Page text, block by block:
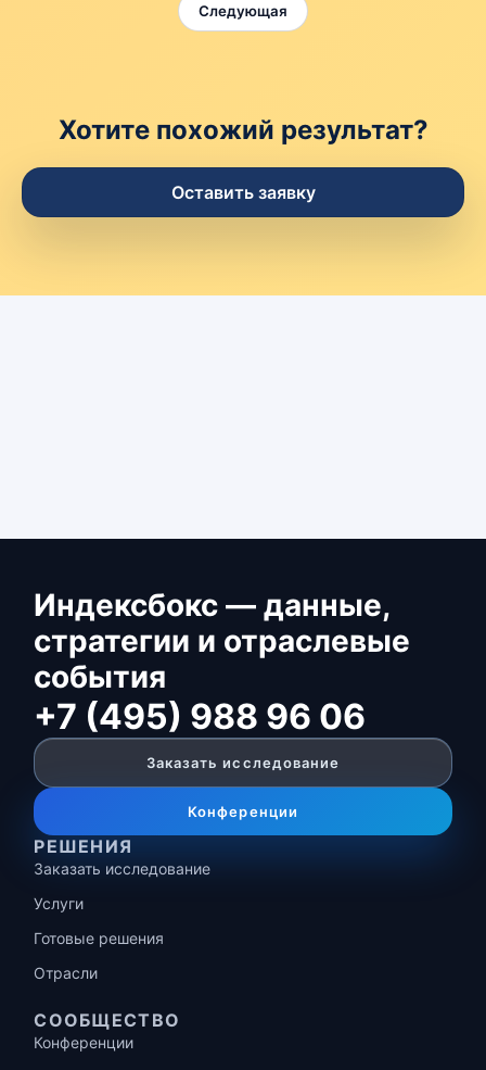
Следующая
Хотите похожий результат?
Оставить заявку
Индексбокс — данные,
стратегии и отраслевые
события
+7 (495) 988 96 06
Заказать исследование
Конференции
РЕШЕНИЯ
Заказать исследование
Услуги
Готовые решения
Отрасли
СООБЩЕСТВО
Конференции